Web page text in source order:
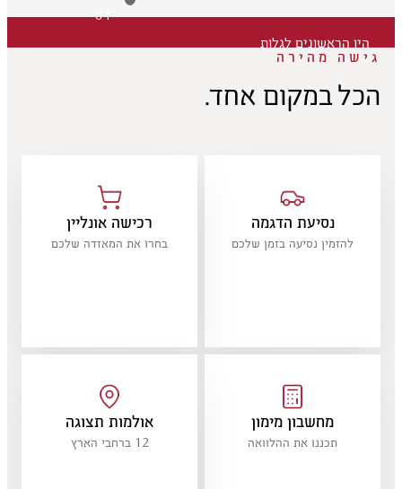
היו הראשונים לגלות
01
גישה מהירה
הכל במקום אחד.
נסיעת הדגמה
להזמין נסיעה בזמן שלכם
רכישה אונליין
בחרו את המאזדה שלכם
מחשבון מימון
תכננו את ההלוואה
אולמות תצוגה